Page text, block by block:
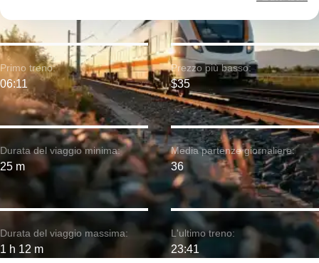
Durata del viaggio minima:
25 m
Primo treno:
06:11
Durata del viaggio massima:
1 h 12 m
Prezzo più basso:
$35
Media partenze giornaliere:
36
L'ultimo treno:
23:41